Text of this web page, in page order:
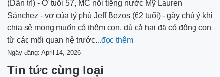
(Dân trí) - Ở tuổi 57, MC nổi tiếng nước Mỹ Lauren
Sánchez - vợ của tỷ phú Jeff Bezos (62 tuổi) - gây chú ý khi
chia sẻ mong muốn có thêm con, dù cả hai đã có đông con
từ các mối quan hệ trước...đọc thêm
Ngày đăng: April 14, 2026
Tin tức cùng loại